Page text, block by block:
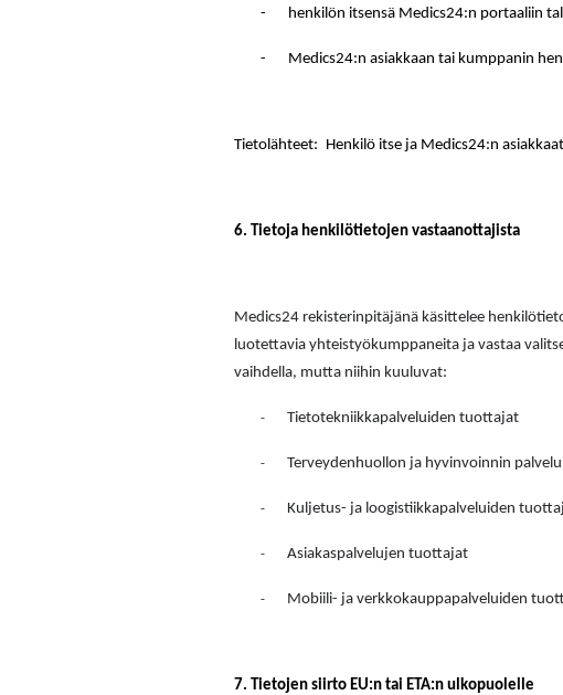
- henkilön itsensä Medics24:n portaaliin
- Medics24:n asiakkaan tai kumppanin
Tietolähteet: Henkilö itse ja Medics24:n
6. Tietoja henkilötietojen vastaanottajista
Medics24 rekisterinpitäjänä käsittelee
luotettavia yhteistyökumppaneita ja vastaa
vaihdella, mutta niihin kuuluvat:
- Tietotekniikkapalveluiden tuottajat
- Terveydenhuollon ja hyvinvoinnin
- Kuljetus- ja loogistiikkapalveluiden
- Asiakaspalvelujen tuottajat
- Mobiili- ja verkkokauppapalveluiden
7. Tietojen siirto EU:n tai ETA:n ulkopuolelle